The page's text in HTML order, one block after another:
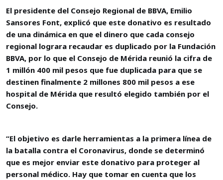
El presidente del Consejo Regional de BBVA, Emilio
Sansores Font, explicó que este donativo es resultado
de una dinámica en que el dinero que cada consejo
regional lograra recaudar es duplicado por la Fundación
BBVA, por lo que el Consejo de Mérida reunió la cifra de
1 millón 400 mil pesos que fue duplicada para que se
destinen finalmente 2 millones 800 mil pesos a ese
hospital de Mérida que resultó elegido también por el
Consejo.
“El objetivo es darle herramientas a la primera línea de
la batalla contra el Coronavirus, donde se determinó
que es mejor enviar este donativo para proteger al
personal médico. Hay que tomar en cuenta que los